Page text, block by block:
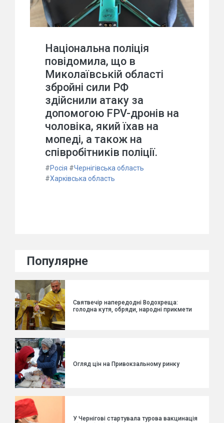
Національна поліція
повідомила, що в
Миколаївській області
збройні сили РФ
здійснили атаку за
допомогою FPV-дронів на
чоловіка, який їхав на
мопеді, а також на
співробітників поліції.
#Росія #Чернігівська область
#Харківська область
Популярне
Святвечір напередодні Водохреща:
голодна кутя, обряди, народні прикмети
Огляд цін на Привокзальному ринку
У Чернігові стартувала турова вакцинація